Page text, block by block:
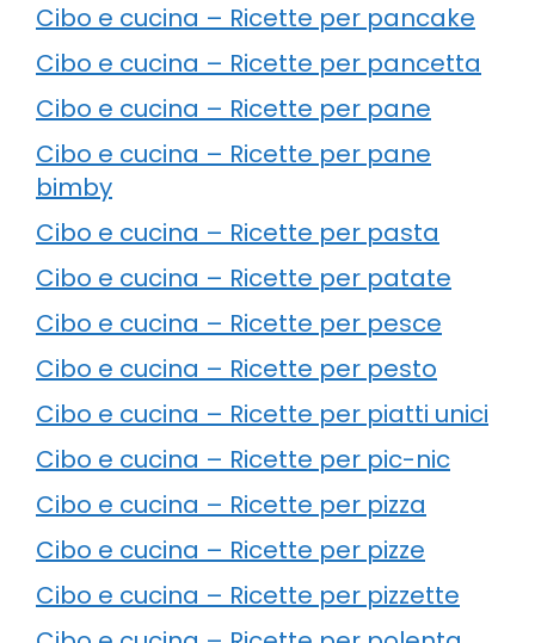
Cibo e cucina – Ricette per pancake
Cibo e cucina – Ricette per pancetta
Cibo e cucina – Ricette per pane
Cibo e cucina – Ricette per pane
bimby
Cibo e cucina – Ricette per pasta
Cibo e cucina – Ricette per patate
Cibo e cucina – Ricette per pesce
Cibo e cucina – Ricette per pesto
Cibo e cucina – Ricette per piatti unici
Cibo e cucina – Ricette per pic-nic
Cibo e cucina – Ricette per pizza
Cibo e cucina – Ricette per pizze
Cibo e cucina – Ricette per pizzette